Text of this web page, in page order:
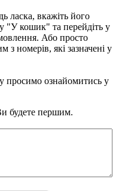
ласка, вкажіть його
"У кошик" та перейдіть у
Або просто
з номерів, які зазначені у
просимо ознайомитись у
будете першим.